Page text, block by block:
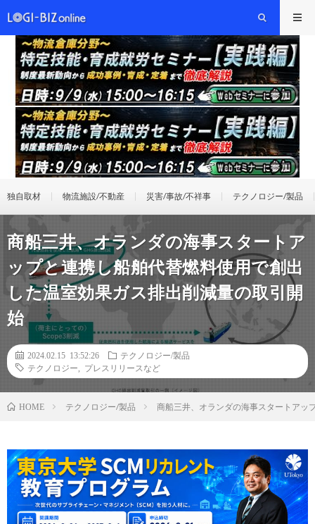
独自取材 物流施設/不動産 災害/事故/不祥事 テクノロジー/製品
商船三井、オランダの海事スタートア
ップと連携し船舶代替燃料使用で創出
した温室効果ガス排出削減量の取引開
始
2024.02.15 13:52:26
テクノロジー/製品
テクノロジー
プレスリリースなど
HOME テクノロジー/製品 商船三井、オランダの海事スタートアッ